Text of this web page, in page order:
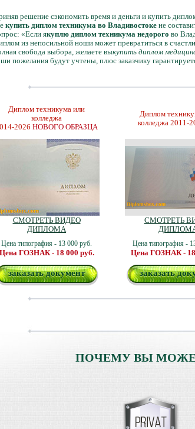
решение сэкономить время и деньги и купить
купить диплом техникума во Владивостоке не
«Если якуплю диплом техникума недорого во
из непосильной ноши может превратиться в
свобода выбора, желаете выкупить диплом
пожелания будут учтены, плюс заказчику
Диплом техникума или
колледжа
2026 НОВОГО ОБРАЗЦА
СМОТРЕТЬ ВИДЕО
ДИПЛОМА
Цена типография - 13 000 руб.
Цена ГОЗНАК - 18 000 руб.
заказать документ
Диплом
колледжа 2011-
СМОТРЕТЬ
Цена типография -
Цена ГОЗНАК - 18
заказать
ПОЧЕМУ ВЫ